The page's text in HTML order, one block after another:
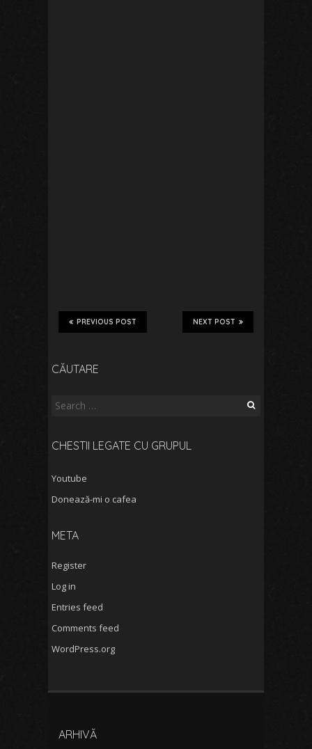
NEXT POST
PREVIOUS POST
CĂUTARE
Search
CHESTII LEGATE CU GRUPUL
Youtube
Donează-mi o cafea
META
Register
Log in
Entries feed
Comments feed
WordPress.org
ARHIVĂ